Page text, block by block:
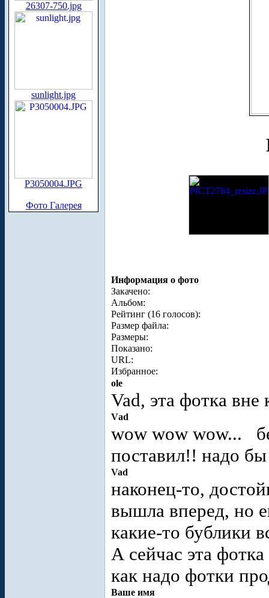
26307-750.jpg
sunlight.jpg
P3050004.JPG
Фото Галерея
Информация о фото
Закачено:
Альбом:
Рейтинг (16 голосов):
Размер файла:
Размеры:
Показано:
URL:
Избранное:
ole
Vad, эта фотка
Vаd
wow wow wow...
поставил!! надо
Vad
наконец-то,
вышла вперед, но
какие-то бублики
А сейчас эта
как надо фотки
Ваше имя